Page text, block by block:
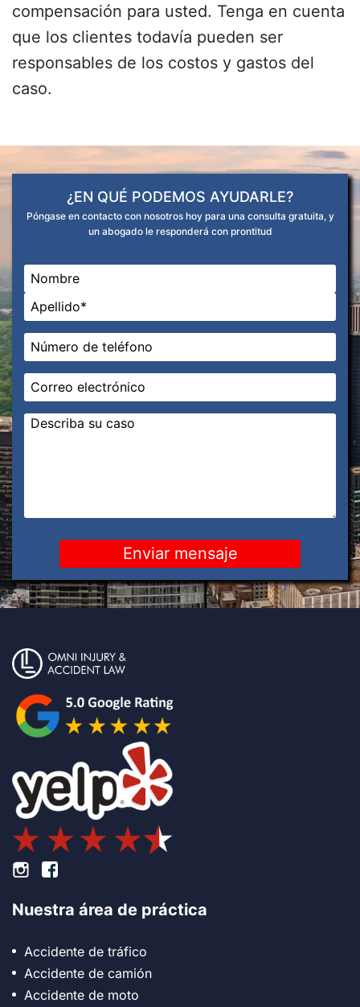
compensación para usted. Tenga en cuenta
que los clientes todavía pueden ser
responsables de los costos y gastos del
caso.
¿EN QUÉ PODEMOS AYUDARLE?
Póngase en contacto con nosotros hoy para una consulta gratuita, y
un abogado le responderá con prontitud
Nombre
En primer lugar
Última
Teléfono*
Correo
electrónico*
Mensaje*
Pie de página Instagram
Pie de página Facebook
Nuestra área de práctica
Accidente de tráfico
Accidente de camión
Accidente de moto